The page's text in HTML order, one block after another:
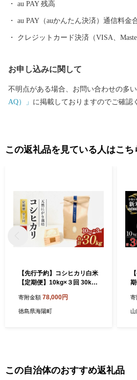
au PAY 残高
au PAY（auかんたん決済）通信料金
クレジットカード決済（VISA、
お申し込みに関して
不明点がある場合、お問い合わせの多
AQ）」 に掲載しておりますのでご確認
この返礼品を見ている人はこち
【先行予約】コシヒカリ白米
【定期便】10kg×３回 30kg
しひかり【2026年10月以降
順次発送】
寄附金額 78,000円
徳島県海陽町
寄
山
この自治体のおすすめ返礼品